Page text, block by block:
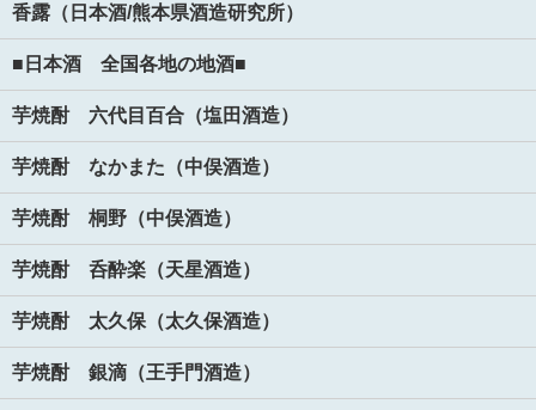
香露（日本酒/熊本県酒造研究所）
■日本酒 全国各地の地酒■
芋焼酎 六代目百合（塩田酒造）
芋焼酎 なかまた（中俣酒造）
芋焼酎 桐野（中俣酒造）
芋焼酎 呑酔楽（天星酒造）
芋焼酎 太久保（太久保酒造）
芋焼酎 銀滴（王手門酒造）